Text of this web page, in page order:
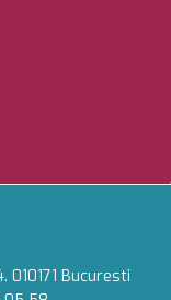
Bucuresti